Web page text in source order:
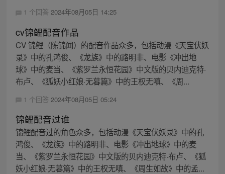
1 个回答 2024年08月05日 14:25
cv锦鲤配音作品
CV 锦鲤（陈锦闻）的配音作品众多，包括动漫《天宝伏妖
录》中的孔鸿俊、《龙族》中的路明非、电影《冲出地
球》中的麦当、《紫罗兰永恒花园》中文版的贝内迪克特·
布卢、《狐妖小红娘·无暮篇》中的王权无嗔、《周...
1 个回答 2024年08月05日 05:24
锦鲤配音过谁
锦鲤配音过的角色众多，包括动漫《天宝伏妖录》中的孔
鸿俊、《龙族》中的路明非、电影《冲出地球》中的麦
当、《紫罗兰永恒花园》中文版的贝内迪克特·布卢、《狐
妖小红娘·无暮篇》中的王权无嗔、《周生如故》中的孟...